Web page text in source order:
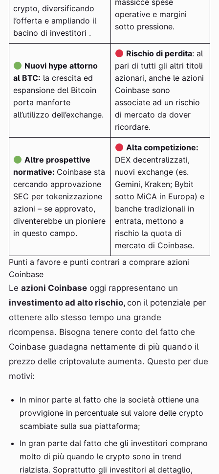
crypto, diversificando
l’offerta e ampliando il
bacino di investitori .
massicce spese
operative e margini
sotto pressione.
Nuovi hype attorno
al BTC: la crescita ed
espansione del Bitcoin
porta manforte
all’utilizzo dell’exchange.
Rischio di perdita: al
pari di tutti gli altri titoli
azionari, anche le azioni
Coinbase sono
associate ad un rischio
di mercato da dover
ricordare.
Altre prospettive
normative: Coinbase sta
cercando approvazione
SEC per tokenizzazione
azioni – se approvato,
diventerebbe un pioniere
in questo campo.
Alta competizione:
DEX decentralizzati,
nuovi exchange (es.
Gemini, Kraken; Bybit
sotto MiCA in Europa) e
banche tradizionali in
entrata, mettono a
rischio la quota di
mercato di Coinbase.
Punti a favore e punti contrari a comprare azioni
Coinbase
Le azioni Coinbase oggi rappresentano un
investimento ad alto rischio, con il potenziale per
ottenere allo stesso tempo una grande
ricompensa. Bisogna tenere conto del fatto che
Coinbase guadagna nettamente di più quando il
prezzo delle criptovalute aumenta. Questo per due
motivi:
In minor parte al fatto che la società ottiene una
provvigione in percentuale sul valore delle crypto
scambiate sulla sua piattaforma;
In gran parte dal fatto che gli investitori comprano
molto di più quando le crypto sono in trend
rialzista. Soprattutto gli investitori al dettaglio,